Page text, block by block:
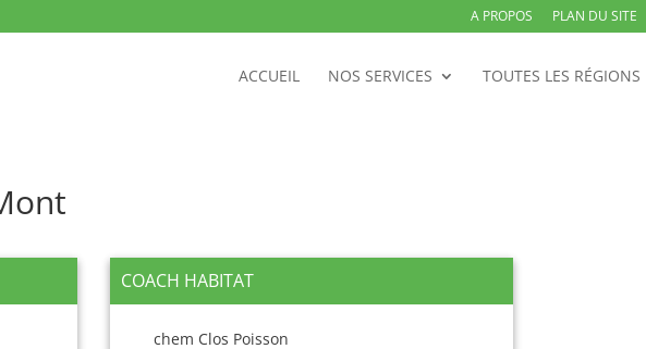
A PROPOS PLAN DU SITE
ACCUEIL NOS SERVICES TOUTES LES RÉGIONS
COACH HABITAT
chem Clos Poisson